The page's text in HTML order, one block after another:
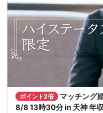
ポイント2倍
マッチング
8/8 13時30分 in 天神 年